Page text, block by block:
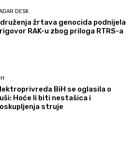
DESK
žrtava genocida podnijela
RAK-u zbog priloga RTRS-a
BiH se oglasila o
Hoće li biti nestašica i
struje